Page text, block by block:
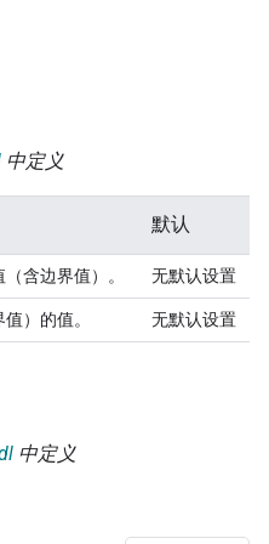
中定义
默认
含边界值）。 无默认设置
）的值。 无默认设置
中定义